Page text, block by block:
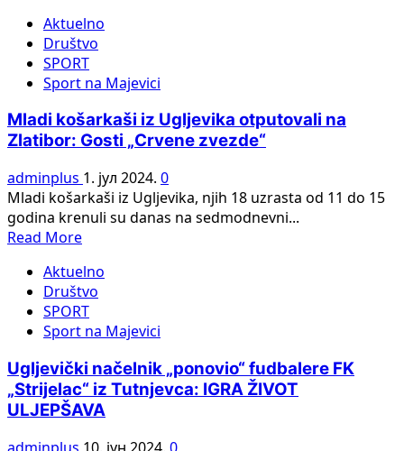
about
UGLJEVIČKI
FK
RUDAR
OSTAJE
ČLAN
DRUGE
REPUBLIKE
SRPSKE
–
ISTOK
Aktuelno
Društvo
SPORT
Sport na Majevici
Mladi košarkaši iz Ugljevika otputovali na
Zlatibor: Gosti „Crvene zvezde“
adminplus 1. јул 2024. 0
Mladi košarkaši iz Ugljevika, njih 18 uzrasta od 11 do 15
godina krenuli su danas na sedmodnevni...
Read MoreRead
about
Mladi
košarkaši
iz
otputovali
na
Zlatibor:
Aktuelno
Društvo
SPORT
Sport na Majevici
Ugljevički načelnik „ponovio“ fudbalere FK
„Strijelac“ iz Tutnjevca: IGRA ŽIVOT
ULJEPŠAVA